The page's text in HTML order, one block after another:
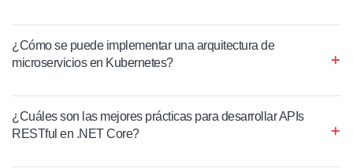
¿Cómo se puede implementar una arquitectura de
microservicios en Kubernetes?
¿Cuáles son las mejores prácticas para desarrollar APIs
RESTful en .NET Core?